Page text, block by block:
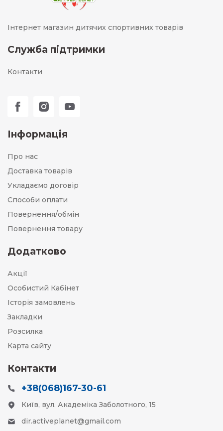
Інтернет магазин дитячих спортивних товарів
Служба підтримки
Контакти
Інформація
Про нас
Доставка товарів
Укладаємо договір
Способи оплати
Повернення/обмін
Повернення товару
Додатково
Акції
Особистий Кабінет
Історія замовлень
Закладки
Розсилка
Карта сайту
Контакти
+38(068)167-30-61
Київ, вул. Академіка Заболотного, 15
dir.activeplanet@gmail.com